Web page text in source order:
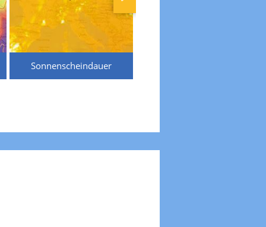
Sonnenscheindauer